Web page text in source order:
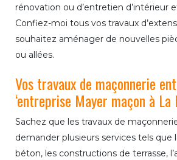
rénovation ou d’entretien d’intérieur
Confiez-moi tous vos travaux
souhaitez aménager de nouvelles
ou allées.
Vos travaux de maçonnerie
‘entreprise Mayer maçon à La
Sachez que les travaux de
demander plusieurs services tels que
béton, les constructions de terrasse,